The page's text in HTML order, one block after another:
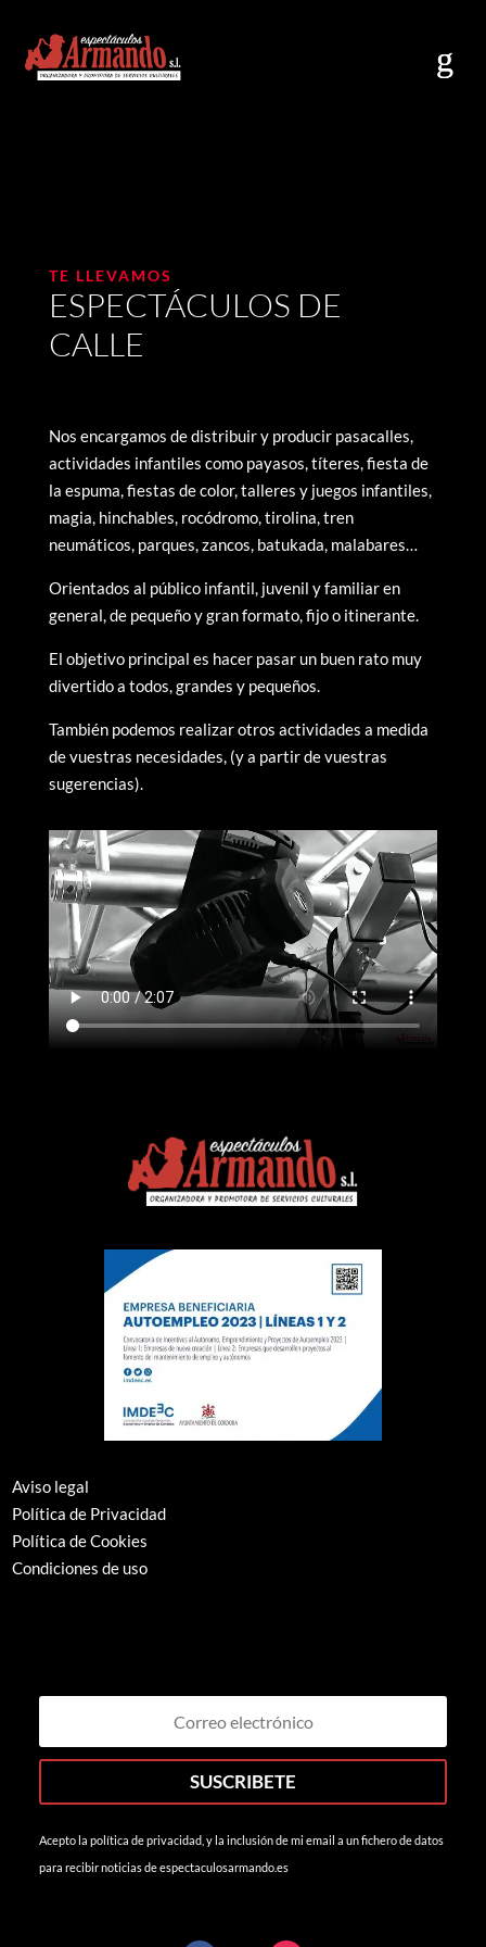
TE LLEVAMOS
ESPECTÁCULOS DE
CALLE
Nos encargamos de distribuir y producir pasacalles,
actividades infantiles como payasos, títeres, fiesta de
la espuma, fiestas de color, talleres y juegos infantiles,
magia, hinchables, rocódromo, tirolina, tren
neumáticos, parques, zancos, batukada, malabares…
Orientados al público infantil, juvenil y familiar en
general, de pequeño y gran formato, fijo o itinerante.
El objetivo principal es hacer pasar un buen rato muy
divertido a todos, grandes y pequeños.
También podemos realizar otros actividades a medida
de vuestras necesidades, (y a partir de vuestras
sugerencias).
Aviso legal
Política de Privacidad
Política de Cookies
Condiciones de uso
SUSCRIBETE
Acepto la política de privacidad, y la inclusión de mi email a un fichero de datos
para recibir noticias de espectaculosarmando.es